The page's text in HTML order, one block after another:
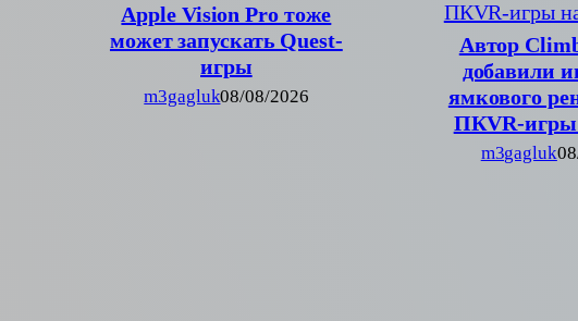
Apple Vision Pro тоже
может запускать Quest-
игры
m3gagluk08/08/2026
Автор
добавили
ямкового
ПКVR-игры
m3gagluk